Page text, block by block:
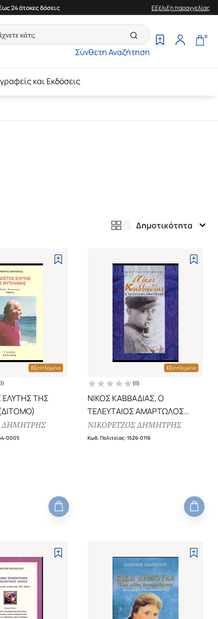
24 άτοκες δόσεις Εξέλιξη παραγγελίας
Σύνθετη Αναζήτηση
0
και Εκδόσεις
Δημοτικότητα
Εξαντλημένο
)
ΤΗΣ
ΔΗΜΗΤΡΗΣ
0005
Εξαντλημένο
(0)
ΝΙΚΟΣ ΚΑΒΒΑΔΙΑΣ, Ο
ΤΕΛΕΥΤΑΙΟΣ ΑΜΑΡΤΩΛΟΣ
(ΣΚΛΗΡΟΔΕΤΗ ΕΚΔΟΣΗ)
ΝΙΚΟΡΕΤΖΟΣ ΔΗΜΗΤΡΗΣ
Κωδ. Πολιτείας:1526-0116